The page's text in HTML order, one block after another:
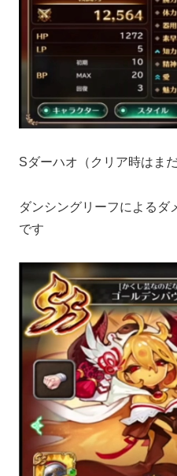
Sダーハオ（クリア時はま
ダンシングリーフによるダ
です